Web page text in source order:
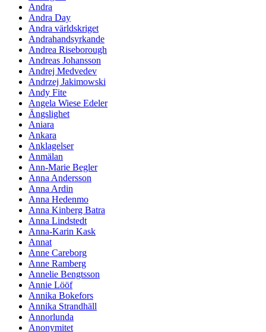
Andra
Andra Day
Andra världskriget
Andrahandsyrkande
Andrea Riseborough
Andreas Johansson
Andrej Medvedev
Andrzej Jakimowski
Andy Fite
Angela Wiese Edeler
Ängslighet
Aniara
Ankara
Anklagelser
Anmälan
Ann-Marie Begler
Anna Andersson
Anna Ardin
Anna Hedenmo
Anna Kinberg Batra
Anna Lindstedt
Anna-Karin Kask
Annat
Anne Careborg
Anne Ramberg
Annelie Bengtsson
Annie Lööf
Annika Bokefors
Annika Strandhäll
Annorlunda
Anonymitet